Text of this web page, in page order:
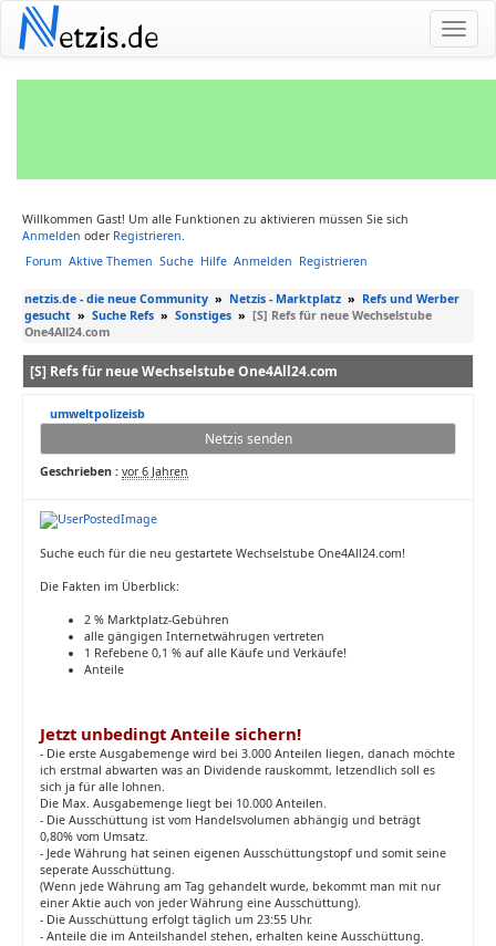
Netzis.de
Willkommen Gast! Um alle Funktionen zu aktivieren müssen Sie sich
Anmelden oder Registrieren.
Forum Aktive Themen Suche Hilfe Anmelden Registrieren
netzis.de - die neue Community » Netzis - Marktplatz » Refs und Werber
gesucht » Suche Refs » Sonstiges » [S] Refs für neue Wechselstube
One4All24.com
[S] Refs für neue Wechselstube One4All24.com
umweltpolizeisb
Netzis senden
Geschrieben : vor 6 Jahren
Suche euch für die neu gestartete Wechselstube One4All24.com!
Die Fakten im Überblick:
2 % Marktplatz-Gebühren
alle gängigen Internetwährugen vertreten
1 Refebene 0,1 % auf alle Käufe und Verkäufe!
Anteile
Jetzt unbedingt Anteile sichern!
- Die erste Ausgabemenge wird bei 3.000 Anteilen liegen, danach möchte
ich erstmal abwarten was an Dividende rauskommt, letzendlich soll es
sich ja für alle lohnen.
Die Max. Ausgabemenge liegt bei 10.000 Anteilen.
- Die Ausschüttung ist vom Handelsvolumen abhängig und beträgt
0,80% vom Umsatz.
- Jede Währung hat seinen eigenen Ausschüttungstopf und somit seine
seperate Ausschüttung.
(Wenn jede Währung am Tag gehandelt wurde, bekommt man mit nur
einer Aktie auch von jeder Währung eine Ausschüttung).
- Die Ausschüttung erfolgt täglich um 23:55 Uhr.
- Anteile die im Anteilshandel stehen, erhalten keine Ausschüttung.